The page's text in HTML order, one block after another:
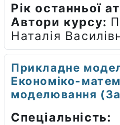
Рік останньої
Автори курсу:
Наталія
Прикладне
Економіко-
моделювання
Спеціальність: